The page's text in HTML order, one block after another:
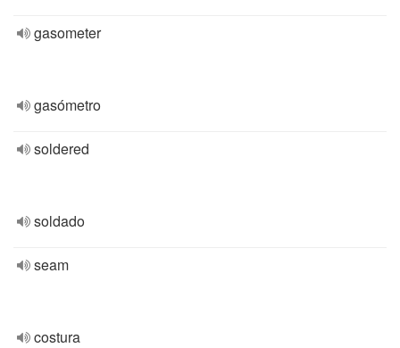
gasometer
gasómetro
soldered
soldado
seam
costura